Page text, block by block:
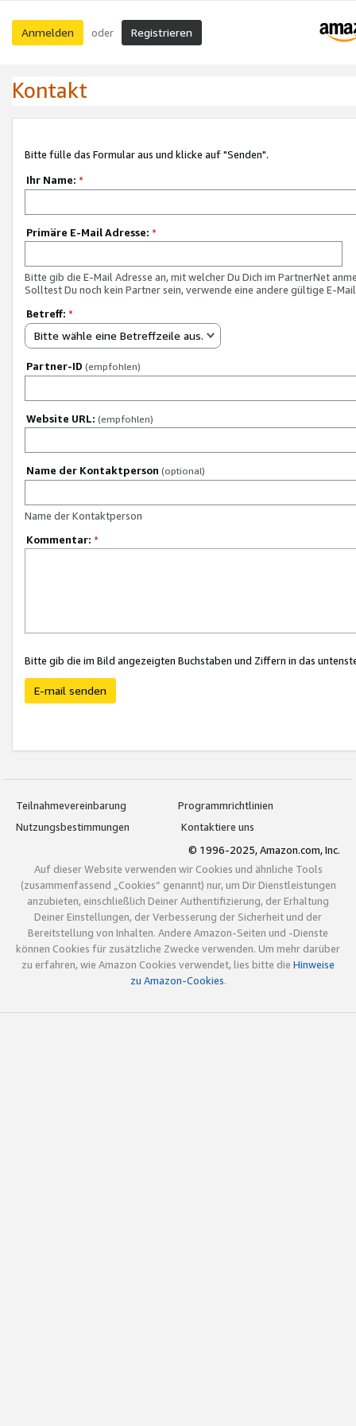
Anmelden oder Registrieren
Kontakt
Bitte fülle das Formular aus und klicke auf "Senden".
Ihr Name: *
Primäre E-Mail Adresse: *
Bitte gib die E-Mail Adresse an, mit welcher Du Dich im PartnerNet
Solltest Du noch kein Partner sein, verwende eine andere gültige E-
Betreff: *
Bitte wähle eine Betreffzeile aus.
Partner-ID (empfohlen)
Website URL: (empfohlen)
Name der Kontaktperson (optional)
Name der Kontaktperson
Kommentar: *
Bitte gib die im Bild angezeigten Buchstaben und Ziffern in das
E-mail senden
Teilnahmevereinbarung
Programmrichtlinien
Nutzungsbestimmungen
Kontaktiere uns
© 1996-2025, Amazon.com, Inc.
Auf dieser Website verwenden wir Cookies und ähnliche Tools
(zusammenfassend „Cookies“ genannt) nur, um Dir Dienstleistungen
anzubieten, einschließlich Deiner Authentifizierung, der Erhaltung
Deiner Einstellungen, der Verbesserung der Sicherheit und der
Bereitstellung von Inhalten. Andere Amazon-Seiten und -Dienste
können Cookies für zusätzliche Zwecke verwenden. Um mehr darüber
zu erfahren, wie Amazon Cookies verwendet, lies bitte die Hinweise
zu Amazon-Cookies.